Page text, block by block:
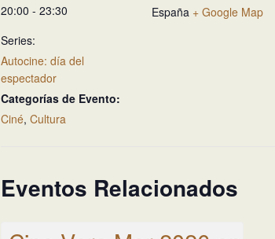
20:00 - 23:30
Series:
Autocine: día del
espectador
Categorías de Evento:
Ciné, Cultura
España + Google Map
Eventos Relacionados